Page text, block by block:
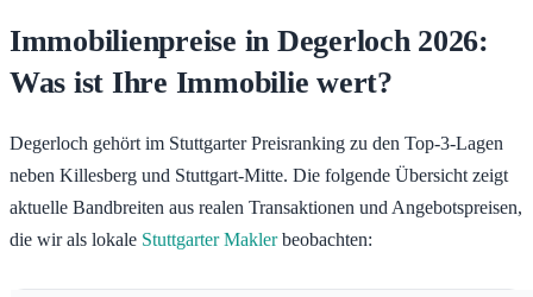
Immobilienpreise in Degerloch 2026:
Was ist Ihre Immobilie wert?
Degerloch gehört im Stuttgarter Preisranking zu den Top-3-Lagen
neben Killesberg und Stuttgart-Mitte. Die folgende Übersicht zeigt
aktuelle Bandbreiten aus realen Transaktionen und Angebotspreisen,
die wir als lokale Stuttgarter Maklerbeobachten: